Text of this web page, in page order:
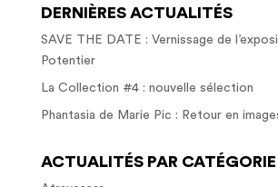
DERNIÈRES ACTUALITÉS
SAVE THE DATE : Vernissage de
Potentier
La Collection #4 : nouvelle sélection
Phantasia de Marie Pic : Retour en
ACTUALITÉS PAR CATÉGORIE